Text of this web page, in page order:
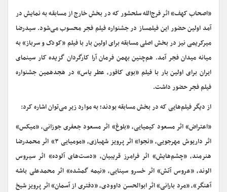
«اصحاب کهف» اثر فرج‌الله سلحشور که در بخش خارج از مسابقه به نمایش در
آمد اولین حضور این فیلمساز در جشنواره فیلم فجر محسوب می‌شود. سیدرضا
میرکریمی نیز در بخش اصلی مسابقه برای اولین بار با فیلم «کودک و سرباز» به
میانه میدان فجر آمد. هم‌چنین بهمن فرمان آرا کارگردان گزیده کار سینمای
ایران برای اولین بار با فیلم «بوی کافور، عطر یاس» در هجدهمین جشنواره
فیلم فجر حضور داشت.
از دیگر فیلم‌هایی که در بخش مسابقه بودند؛ به موارد زیر می‌توان اشاره کرد:
«اعتراض» اثر مسعود کیمیایی، «بلوغ» اثر مسعود جعفری جوزانی، «میکس»
اثر داریوش مهرجویی، «نجوا» اثر پرویز شهبازی، «مومیایی ۳» اثر محمدرضا
هنرمند، «چشم‌هایش» اثر فرامرز قریبیان، «دست‌های آلوده» اثر سیروس
الوند، «عروس آتش» اثر خسرو سینایی، «نیمه گمشده» اثر محمدعلی باشه
آهنگر»، «مرد بارانی» اثر ابوالحسن داوودی، «دفتری از آسمان» اثر پرویز شیخ